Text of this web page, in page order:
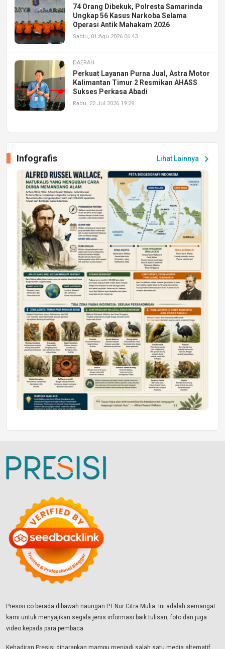
74 Orang Dibekuk, Polresta Samarinda
Ungkap 56 Kasus Narkoba Selama
Operasi Antik Mahakam 2026
Sabtu, 01 Agu 2026 06:43
DAERAH
Perkuat Layanan Purna Jual, Astra Motor
Kalimantan Timur 2 Resmikan AHASS
Sukses Perkasa Abadi
Rabu, 22 Jul 2026 19:29
Peluang Kerja dan Magang
Jumat, 17 Jul 2026 22:30
DAERAH
Astra Motor Kalimantan Timur 2 Dukung
Mahasiswa Samarinda dalam Astra
Honda SDGs Future Leaders 2026
Jumat, 10 Jul 2026 19:01
Lihat Lainnya chevron_right
Infografis
Presisi.co berada dibawah naungan PT.Nur Citra Mulia. Ini adalah semangat
kami untuk menyajikan segala jenis informasi baik tulisan, foto dan juga
video kepada para pembaca.
Kehadiran Presisi diharapkan mampu menjadi salah satu media alternatif